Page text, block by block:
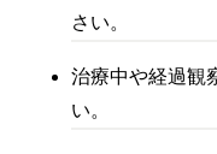
さい。
治療中や経過観
い。